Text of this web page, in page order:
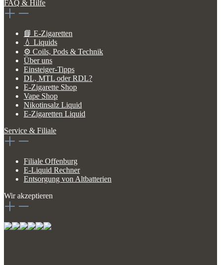
FAQ & Hilfe
📘 E-Zigaretten
💧 Liquids
⚙️ Coils, Pods & Technik
Über uns
Einsteiger-Tipps
DL, MTL oder RDL?
E-Zigarette Shop
Vape Shop
Nikotinsalz Liquid
E-Zigaretten Liquid
Service & Filiale
Filiale Offenburg
E-Liquid Rechner
Entsorgung von Altbatterien
Wir akzeptieren